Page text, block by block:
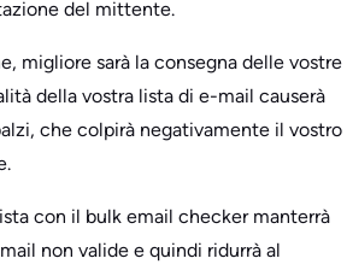
del mittente.
migliore sarà la consegna delle vostre
della vostra lista di e-mail causerà
che colpirà negativamente il vostro
con il bulk email checker manterrà
non valide e quindi ridurrà al